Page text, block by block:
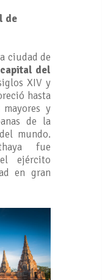
de
ciudad de
del
XIV y
hasta
y
de la
mundo.
fue
ejército
en gran